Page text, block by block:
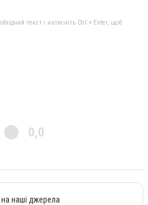
текст і натисніть Ctrl + Enter, щоб
0,0
на наші джерела